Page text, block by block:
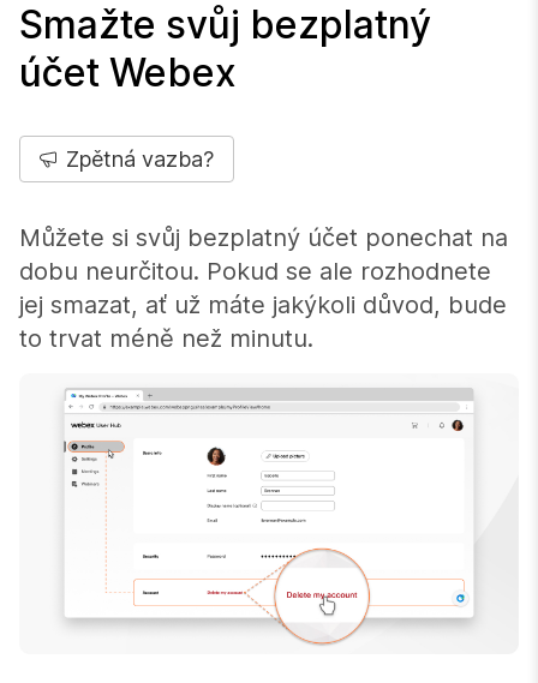
Smažte svůj bezplatný
účet Webex
Zpětná vazba?
Můžete si svůj bezplatný účet ponechat na
dobu neurčitou. Pokud se ale rozhodnete
jej smazat, ať už máte jakýkoli důvod, bude
to trvat méně než minutu.